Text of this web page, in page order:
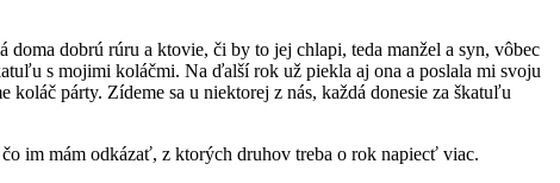
dobrú rúru a ktovie, či by to jej chlapi, teda manžel a syn, vôbec
s mojimi koláčmi. Na ďalší rok už piekla aj ona a poslala mi svoju
párty. Zídeme sa u niektorej z nás, každá donesie za škatuľu
im mám odkázať, z ktorých druhov treba o rok napiecť viac.